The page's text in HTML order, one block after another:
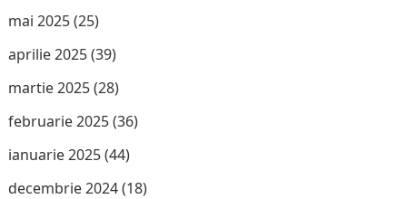
mai 2025(25)
aprilie 2025(39)
martie 2025(28)
februarie 2025(36)
ianuarie 2025(44)
decembrie 2024(18)